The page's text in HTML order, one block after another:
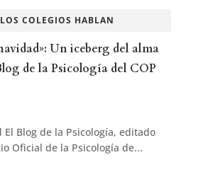
LOS COLEGIOS HABLAN
Un iceberg del alma
de la Psicología del COP
El Blog de la Psicología, editado
Oficial de la Psicología de...